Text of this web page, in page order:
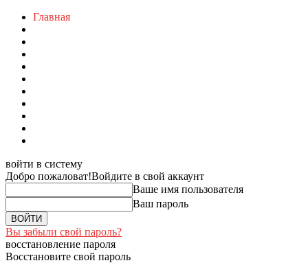
Главная
войти в систему
Добро пожаловат!Войдите в свой аккаунт
Ваше имя пользователя
Ваш пароль
Вы забыли свой пароль?
восстановление пароля
Восстановите свой пароль